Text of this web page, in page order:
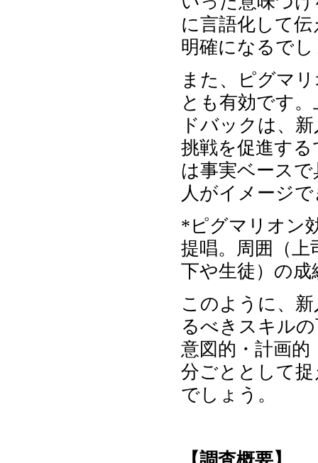
に言語化して
明確になるで
また、ピグマ
とも有効です
ドバックは、
挑戦を促進す
は事実ベース
人がイメージ
*ピグマリオン
提唱。周囲（
下や生徒）の
このように、
るべきスキル
意図的・計画
分ごととして
でしょう。